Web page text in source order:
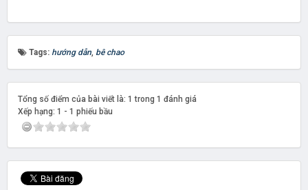
Tags: hướng dẫn, bê chao
Tổng số điểm của bài viết là: 1 trong 1 đánh giá
Xếp hạng: 1 - 1 phiếu bầu